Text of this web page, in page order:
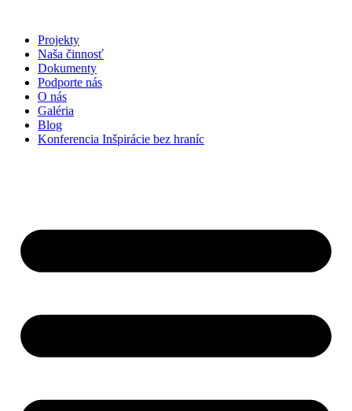
obsah
Projekty
Naša činnosť
Dokumenty
Podporte nás
O nás
Galéria
Blog
Konferencia Inšpirácie bez hraníc